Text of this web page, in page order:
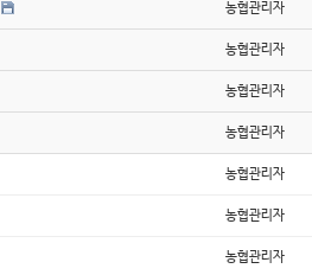
농협관리자
농협관리자
농협관리자
농협관리자
농협관리자
농협관리자
농협관리자